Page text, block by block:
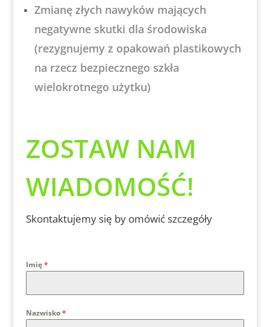
Zmianę złych nawyków mających
negatywne skutki dla środowiska
(rezygnujemy z opakowań plastikowych
na rzecz bezpiecznego szkła
wielokrotnego użytku)
ZOSTAW NAM
WIADOMOŚĆ!
Skontaktujemy się by omówić szczegóły
Imię*
Nazwisko*